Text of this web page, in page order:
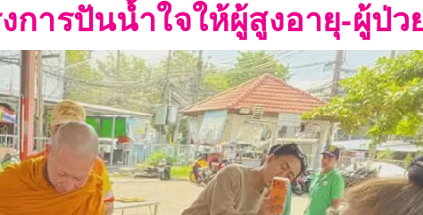
งการปันน้ำใจให้ผู้สูงอายุ-ผู้ป่